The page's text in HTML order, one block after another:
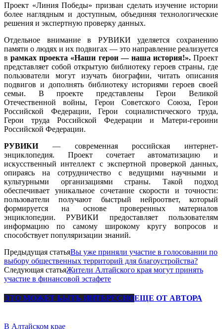
Проект «Линия Победы» призван сделать изучение истории
более наглядным и доступным, объединяя технологические
решения и экспертную проверку данных.
Отдельное внимание в РУВИКИ уделяется сохранению
памяти о людях и их подвигах — это направление реализуется
врамках проекта «Наши герои — наша история!».Проект
представляет собой открытую библиотеку героев страны, где
пользователи могут изучать биографии, читать описания
подвигов и дополнять библиотеку историями героев своей
семьи. В проекте представлены Герои Великой
Отечественной войны, Герои Советского Союза, Герои
Российской Федерации, Герои социалистического труда,
Герои труда Российской Федерации и Матери-героини
Российской Федерации.
РУВИКИ— современная российская интернет-
энциклопедия. Проект сочетает автоматизацию и
искусственный интеллект с экспертной проверкой данных,
опираясь на сотрудничество с ведущими научными и
культурными организациями страны. Такой подход
обеспечивает уникальное сочетание скорости и точности:
пользователи получают быстрый нейроответ, который
формируется на основе проверенных материалов
энциклопедии. РУВИКИ предоставляет пользователям
информацию по самому широкому кругу вопросов и
способствует популяризации знаний.
Предыдущая статьяВы уже приняли участие в голосовании по
выбору общественных территорий для благоустройства?
Следующая статьяЖители Алтайского края могут принять
участие в финансовой эстафете
ЭТО МОЖЕТ БЫТЬ ИНТЕРЕСНОЕЩЕ ОТ АВТОРА
В Алтайском крае